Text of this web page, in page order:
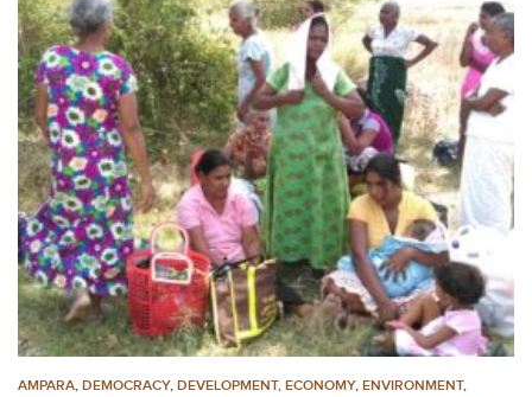
AMPARA, DEMOCRACY, DEVELOPMENT, ECONOMY, ENVIRONMENT,